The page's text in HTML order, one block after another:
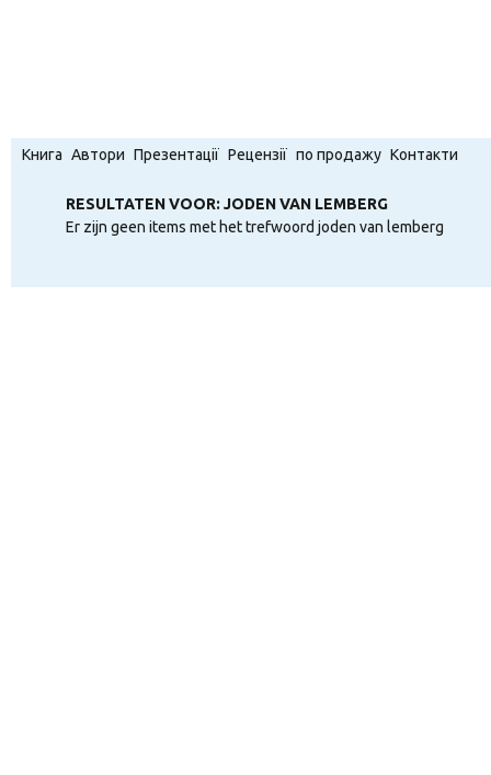
Книга Автори Презентації Рецензії по продажу Контакти
RESULTATEN VOOR: JODEN VAN LEMBERG
Er zijn geen items met het trefwoord joden van lemberg